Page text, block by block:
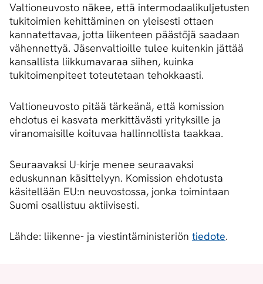
Valtioneuvosto näkee, että intermodaalikuljetusten
tukitoimien kehittäminen on yleisesti ottaen
kannatettavaa, jotta liikenteen päästöjä saadaan
vähennettyä. Jäsenvaltioille tulee kuitenkin jättää
kansallista liikkumavaraa siihen, kuinka
tukitoimenpiteet toteutetaan tehokkaasti.
Valtioneuvosto pitää tärkeänä, että komission
ehdotus ei kasvata merkittävästi yrityksille ja
viranomaisille koituvaa hallinnollista taakkaa.
Seuraavaksi U-kirje menee seuraavaksi
eduskunnan käsittelyyn. Komission ehdotusta
käsitellään EU:n neuvostossa, jonka toimintaan
Suomi osallistuu aktiivisesti.
Lähde: liikenne- ja viestintäministeriön tiedote.